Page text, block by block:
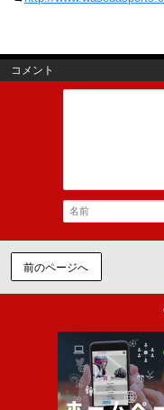
コメント
前のページへ